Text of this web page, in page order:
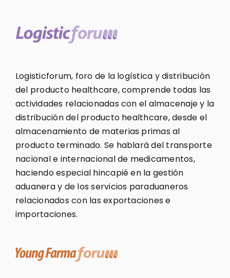
Logisticforum, foro de la logística y distribución
del producto healthcare, comprende todas las
actividades relacionadas con el almacenaje y la
distribución del producto healthcare, desde el
almacenamiento de materias primas al
producto terminado. Se hablará del transporte
nacional e internacional de medicamentos,
haciendo especial hincapié en la gestión
aduanera y de los servicios paraduaneros
relacionados con las exportaciones e
importaciones.